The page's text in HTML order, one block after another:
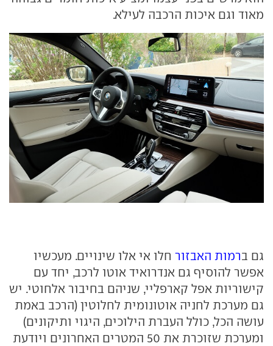
מאוד וגם איכות הרכבה לעילא.
גם ברמות האבזור חלו אי אלו שינויים. מעכשיו
אפשר להוסיף גם אנדרואיד אוטו לרכב, יחד עם
קישוריות אפל קארפליי, שניהם בחיבור אלחוטי. יש
גם מערכת לחניה אוטונומית לחלוטין (הרכב באמת
עושה הכל, כולל העברת הילוכים, היגוי ותיקונים)
ומערכת שזוכרת את 50 המטרים האחרונים ויודעת